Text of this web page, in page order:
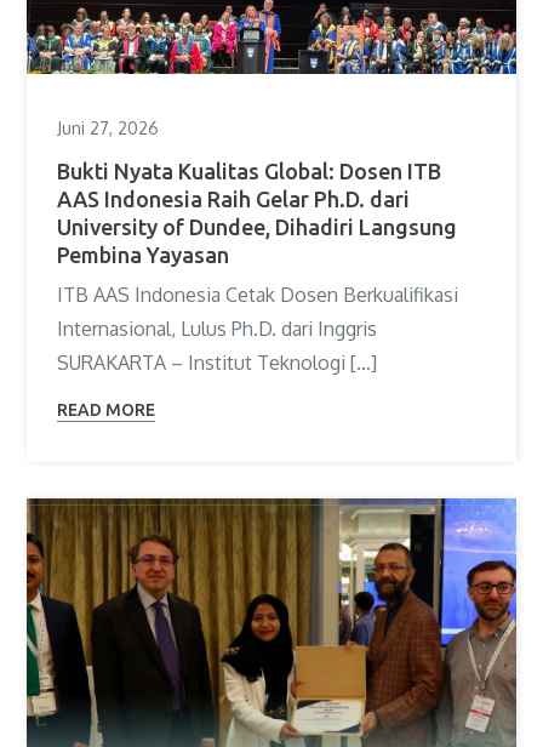
Juni 27, 2026
Bukti Nyata Kualitas Global: Dosen ITB
AAS Indonesia Raih Gelar Ph.D. dari
University of Dundee, Dihadiri Langsung
Pembina Yayasan
ITB AAS Indonesia Cetak Dosen Berkualifikasi
Internasional, Lulus Ph.D. dari Inggris
SURAKARTA – Institut Teknologi […]
READ MORE